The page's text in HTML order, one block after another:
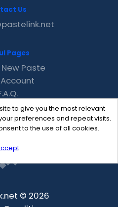
to give you the most relevant
preferences and repeat visits.
to the use of all cookies.
Us
Pages
Paste
© 2026